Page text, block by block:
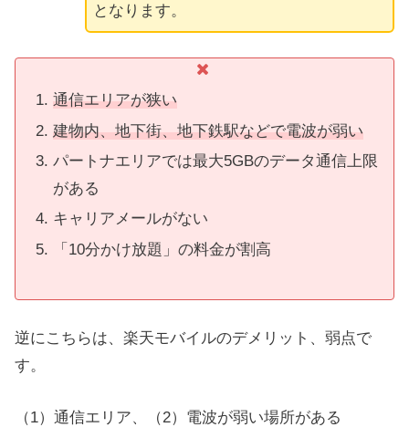
となります。
通信エリアが狭い
建物内、地下街、地下鉄駅などで電波が弱い
パートナエリアでは最大5GBのデータ通信上限
がある
キャリアメールがない
「10分かけ放題」の料金が割高
逆にこちらは、楽天モバイルのデメリット、弱点で
す。
（1）通信エリア、（2）電波が弱い場所がある